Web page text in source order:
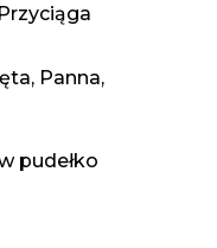
Panna,
pudełko